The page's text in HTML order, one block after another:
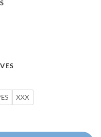
XXX
quantidade